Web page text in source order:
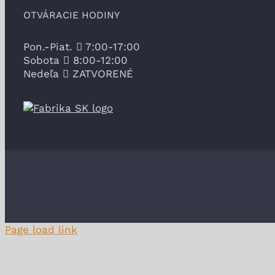
OTVÁRACIE HODINY
Pon.-Piat.
7:00-17:00
Sobota
8:00-12:00
Nedeľa
ZATVORENÉ
Page load link